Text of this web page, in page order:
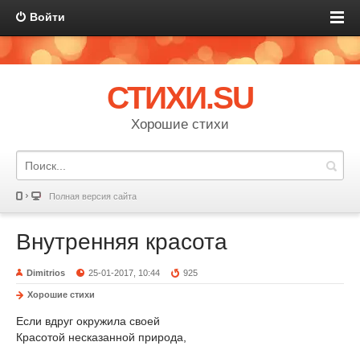
Войти
СТИХИ.SU
Хорошие стихи
Полная версия сайта
Внутренняя красота
Dimitrios 25-01-2017, 10:44 925
Хорошие стихи
Если вдруг окружила своей
Красотой несказанной природа,